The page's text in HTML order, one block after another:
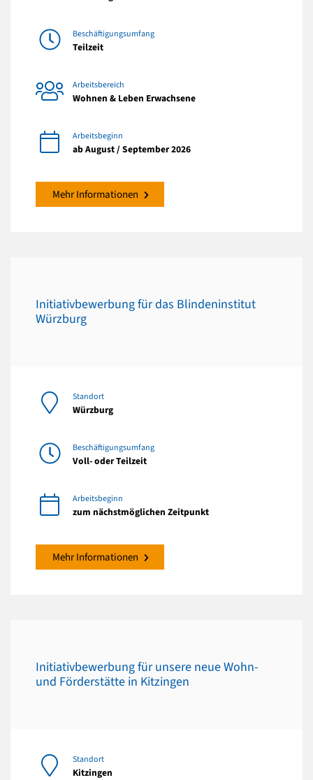
Beschäftigungsumfang
Teilzeit
Arbeitsbereich
Wohnen & Leben Erwachsene
Arbeitsbeginn
ab August / September 2026
Mehr Informationen
Initiativbewerbung für das Blindeninstitut
Würzburg
Standort
Würzburg
Beschäftigungsumfang
Voll- oder Teilzeit
Arbeitsbeginn
zum nächstmöglichen Zeitpunkt
Mehr Informationen
Initiativbewerbung für unsere neue Wohn-
und Förderstätte in Kitzingen
Standort
Kitzingen